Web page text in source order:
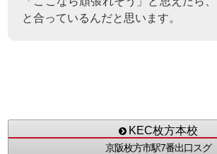
と合っているんだと思います。
KEC枚方本校
京阪枚方市駅7番出口スグ